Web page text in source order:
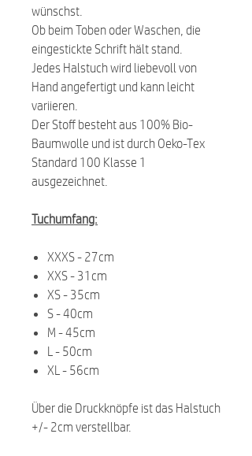
wünschst.
Ob beim Toben oder Waschen, die
eingestickte Schrift hält stand.
Jedes Halstuch wird liebevoll von
Hand angefertigt und kann leicht
variieren.
Der Stoff besteht aus 100% Bio-
Baumwolle und ist durch Oeko-Tex
Standard 100 Klasse 1
ausgezeichnet.
Tuchumfang:
XXXS - 27cm
XXS - 31cm
XS - 35cm
S - 40cm
M - 45cm
L - 50cm
XL - 56cm
Über die Druckknöpfe ist das Halstuch
+/- 2cm verstellbar.